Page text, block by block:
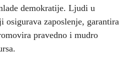
demokratije. Ljudi u
osigurava zaposlenje, garantira
pravedno i mudro